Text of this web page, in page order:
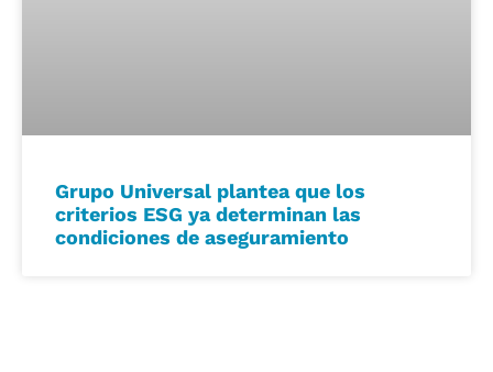
Grupo Universal plantea que los
criterios ESG ya determinan las
condiciones de aseguramiento